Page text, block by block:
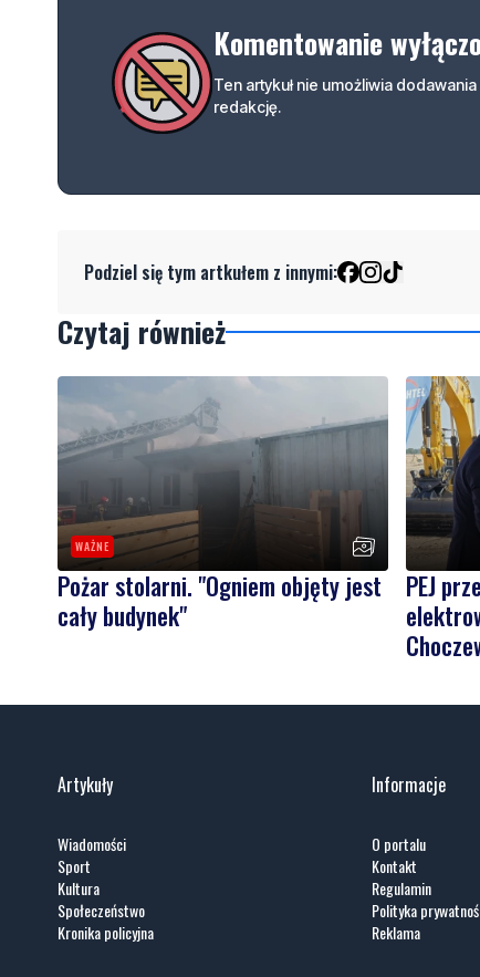
Komentowanie
Ten artykuł nie umożliwia
redakcję.
Podziel się tym artkułem z innymi:
Czytaj również
WAŻNE
Pożar stolarni. "Ogniem objęty jest
cały budynek"
PEJ
Artykuły
Wiadomości
Sport
Kultura
Społeczeństwo
Kronika policyjna
Informacje
O portalu
Kontakt
Regulamin
Polityka
Reklama